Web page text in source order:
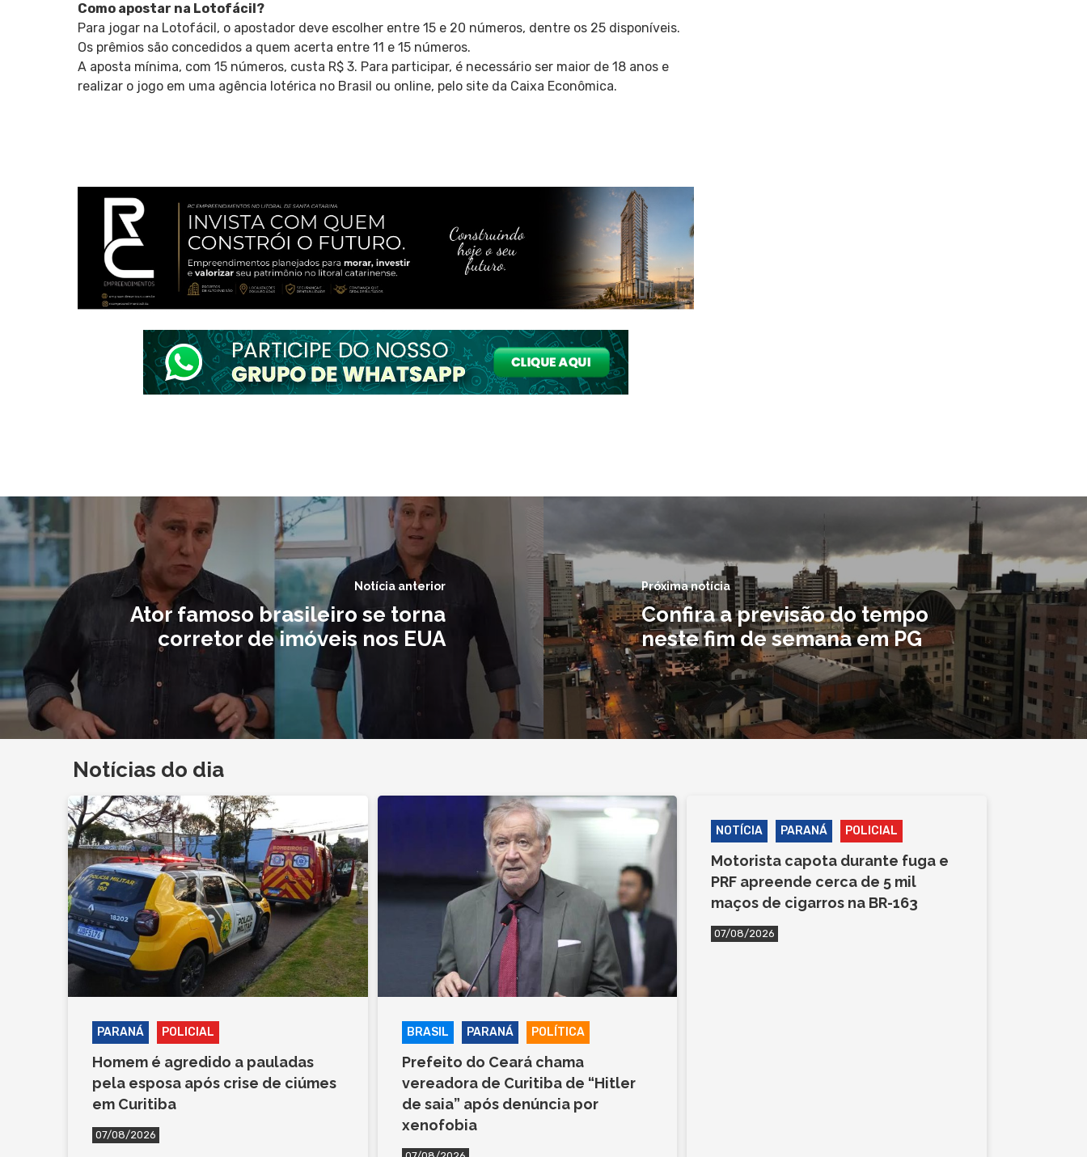
Como apostar na Lotofácil?
Para jogar na Lotofácil, o apostador deve escolher entre 15 e 20 números, dentre os 25 disponíveis.
Os prêmios são concedidos a quem acerta entre 11 e 15 números.
A aposta mínima, com 15 números, custa R$ 3. Para participar, é necessário ser maior de 18 anos e
realizar o jogo em uma agência lotérica no Brasil ou online, pelo site da Caixa Econômica.
Notícia anterior
Ator famoso brasileiro se torna
corretor de imóveis nos EUA
Próxima notícia
Confira a previsão do tempo
neste fim de semana em PG
Notícias do dia
PARANÁ POLICIAL
Homem é agredido a pauladas
pela esposa após crise de ciúmes
em Curitiba
07/08/2026
BRASIL PARANÁ POLÍTICA
Prefeito do Ceará chama
vereadora de Curitiba de “Hitler
de saia” após denúncia por
xenofobia
NOTÍCIA PARANÁ POLICIAL
Motorista capota durante fuga e
PRF apreende cerca de 5 mil
maços de cigarros na BR-163
07/08/2026